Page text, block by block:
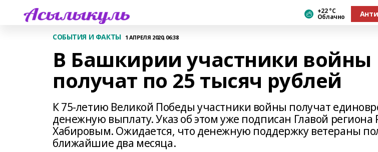
+22 °С
Облачно
СОБЫТИЯ И ФАКТЫ 1 АПРЕЛЯ 2020, 06:38
В Башкирии участники войны
получат по 25 тысяч рублей
К 75-летию Великой Победы участники войны получат
денежную выплату. Указ об этом уже подписан Главой региона
Хабировым. Ожидается, что денежную поддержку ветераны
ближайшие два месяца.